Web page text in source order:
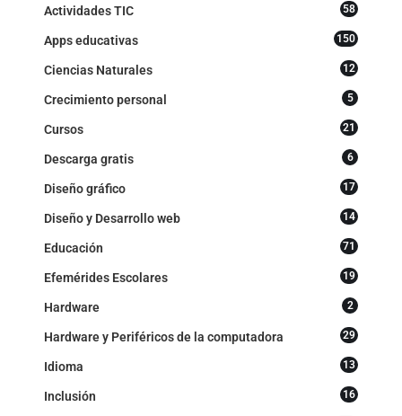
Actividades TIC 58
Apps educativas 150
Ciencias Naturales 12
Crecimiento personal 5
Cursos 21
Descarga gratis 6
Diseño gráfico 17
Diseño y Desarrollo web 14
Educación 71
Efemérides Escolares 19
Hardware 2
Hardware y Periféricos de la computadora 29
Idioma 13
Inclusión 16